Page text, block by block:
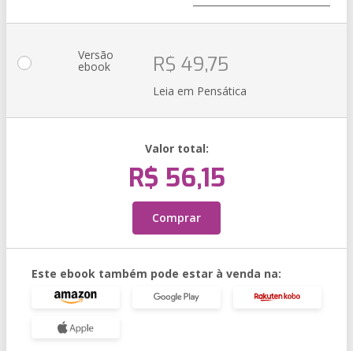
Versão
ebook R$ 49,75
Leia em Pensática
Valor total:
R$ 56,15
Comprar
Este ebook também pode estar à venda na: